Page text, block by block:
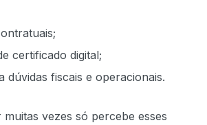
certificado digital;
dúvidas fiscais e operacionais.
vezes só percebe esses